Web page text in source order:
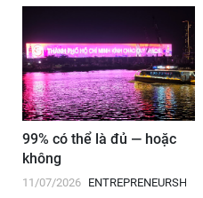
99% có thể là đủ — hoặc
không
11/07/2026 ENTREPRENEURSHIP